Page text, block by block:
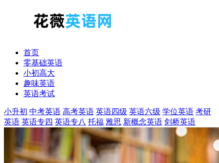
首页
零基础英语
小初高大
趣味英语
英语考试
小升初 中考英语 高考英语 英语四级 英语六级 学位英语 考研
英语 英语专四 英语专八 托福 雅思 新概念英语 剑桥英语